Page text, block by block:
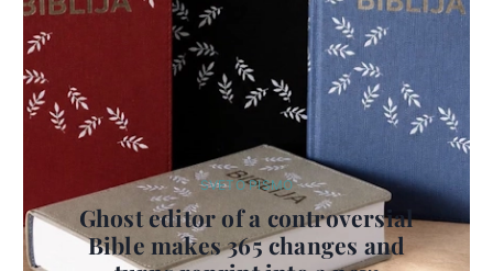
SVETO PISMO
Ghost editor of a controversial
Bible makes 365 changes and